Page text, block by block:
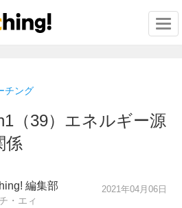
チング
（39）エネルギー源
係
編集部
・エィ
2021年04月06日